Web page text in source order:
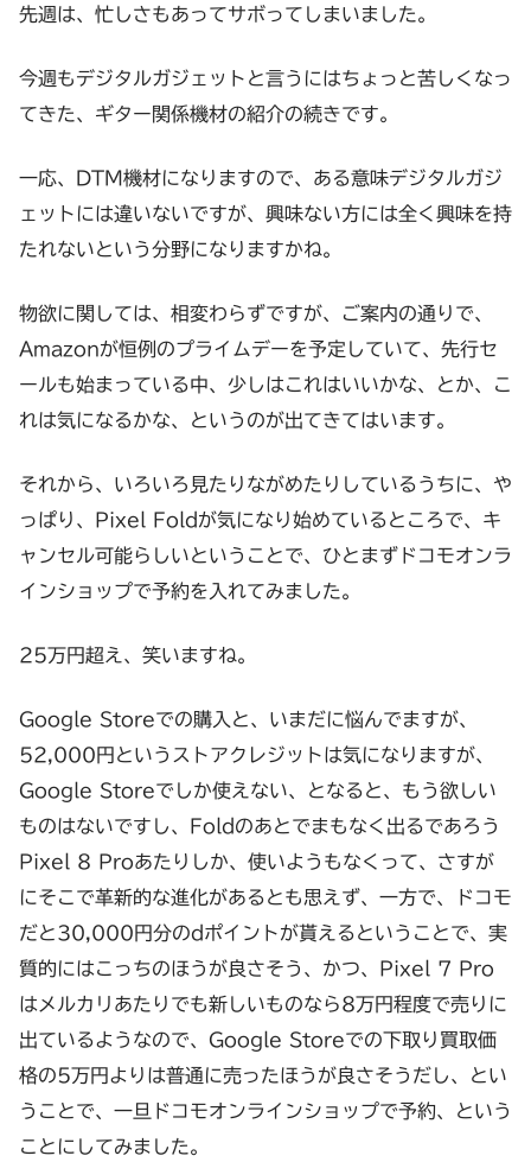
先週は、忙しさもあってサボってしまいました。
今週もデジタルガジェットと言うにはちょっと苦しくなっ
てきた、ギター関係機材の紹介の続きです。
一応、DTM機材になりますので、ある意味デジタルガジ
ェットには違いないですが、興味ない方には全く興味を持
たれないという分野になりますかね。
物欲に関しては、相変わらずですが、ご案内の通りで、
Amazonが恒例のプライムデーを予定していて、先行セ
ールも始まっている中、少しはこれはいいかな、とか、こ
れは気になるかな、というのが出てきてはいます。
それから、いろいろ見たりながめたりしているうちに、や
っぱり、Pixel Foldが気になり始めているところで、キ
ャンセル可能らしいということで、ひとまずドコモオンラ
インショップで予約を入れてみました。
25万円超え、笑いますね。
Google Storeでの購入と、いまだに悩んでますが、
52,000円というストアクレジットは気になりますが、
Google Storeでしか使えない、となると、もう欲しい
ものはないですし、Foldのあとでまもなく出るであろう
Pixel 8 Proあたりしか、使いようもなくって、さすが
にそこで革新的な進化があるとも思えず、一方で、ドコモ
だと30,000円分のdポイントが貰えるということで、実
質的にはこっちのほうが良さそう、かつ、Pixel 7 Pro
はメルカリあたりでも新しいものなら8万円程度で売りに
出ているようなので、Google Storeでの下取り買取価
格の5万円よりは普通に売ったほうが良さそうだし、とい
うことで、一旦ドコモオンラインショップで予約、という
ことにしてみました。